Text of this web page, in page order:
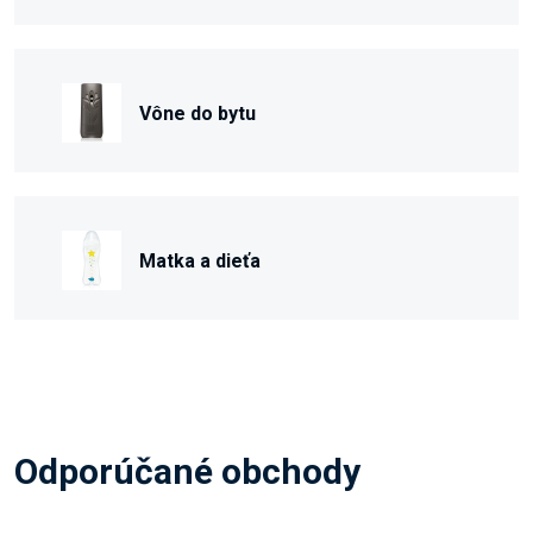
Vône do bytu
Matka a dieťa
Odporúčané obchody